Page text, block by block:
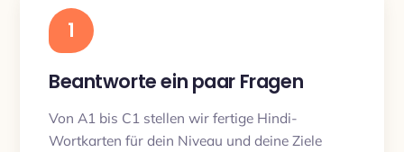
1
Beantworte ein paar Fragen
Von A1 bis C1 stellen wir fertige Hindi-
Wortkarten für dein Niveau und deine Ziele